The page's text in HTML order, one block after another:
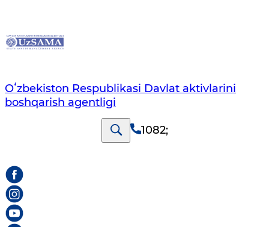
Oʻzbekiston Respublikasi Davlat aktivlarini
boshqarish agentligi
1082;